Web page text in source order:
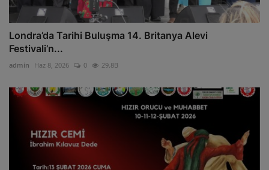
Londra’da Tarihi Buluşma 14. Britanya Alevi
Festivali’n...
admin Haz 8, 2026 0 29.8B